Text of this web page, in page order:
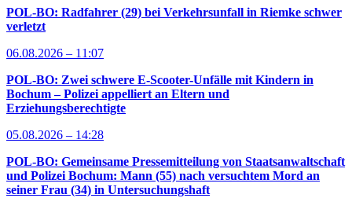
POL-BO: Radfahrer (29) bei Verkehrsunfall in Riemke schwer
verletzt
06.08.2026 – 11:07
POL-BO: Zwei schwere E-Scooter-Unfälle mit Kindern in
Bochum – Polizei appelliert an Eltern und
Erziehungsberechtigte
05.08.2026 – 14:28
POL-BO: Gemeinsame Pressemitteilung von Staatsanwaltschaft
und Polizei Bochum: Mann (55) nach versuchtem Mord an
seiner Frau (34) in Untersuchungshaft